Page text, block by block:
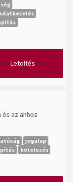
Letöltés
az ahhoz
jogalap
kötelezés